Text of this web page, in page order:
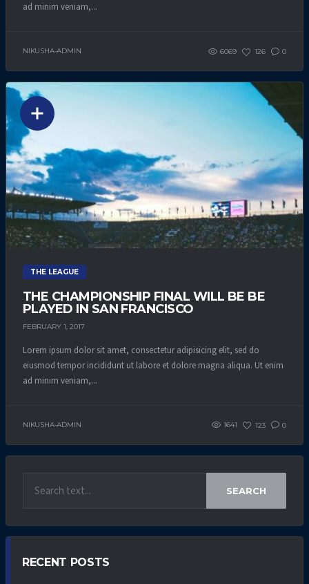
ad minim veniam,...
NIKUSHA-ADMIN 6069 126 0
THE LEAGUE
THE CHAMPIONSHIP FINAL WILL BE BE
PLAYED IN SAN FRANCISCO
FEBRUARY 1, 2017
Lorem ipsum dolor sit amet, consectetur adipisicing elit, sed do
eiusmod tempor incididunt ut labore et dolore magna aliqua. Ut enim
ad minim veniam,...
NIKUSHA-ADMIN 1641 123 0
SEARCH
RECENT POSTS